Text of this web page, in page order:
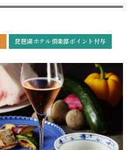
琵琶湖ホテル倶楽部ポイント付与